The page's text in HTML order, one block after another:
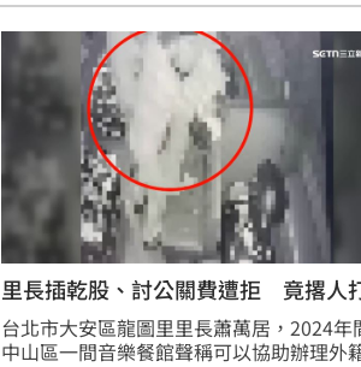
和你們分享」，親自為新店宣傳，引發粉
注。
里長插乾股、討公關費遭拒 竟撂人
台北市大安區龍圖里里長蕭萬居，2024年
中山區一間音樂餐館聲稱可以協助辦理外